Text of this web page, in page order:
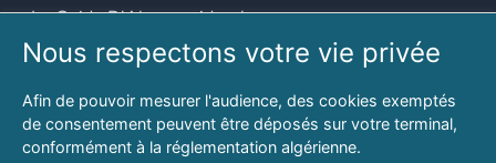
Le Guide D'Alger, guide-alger.com
NOS RÉSEAUX SOCIAUX
Notre page Facebook
Notre page LinkedIn
Nous respectons votre vie privée
Afin de pouvoir mesurer l'audience, des cookies exemptés
de consentement peuvent être déposés sur votre terminal,
conformément à la réglementation algérienne.